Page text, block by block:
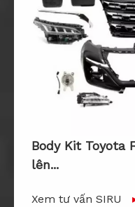
Body Kit Toyota
lên...
Xem tư vấn SIRU